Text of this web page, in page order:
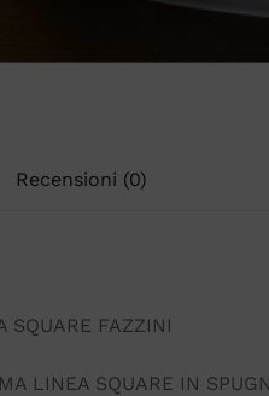
Recensioni (0)
SQUARE FAZZINI
LINEA SQUARE IN